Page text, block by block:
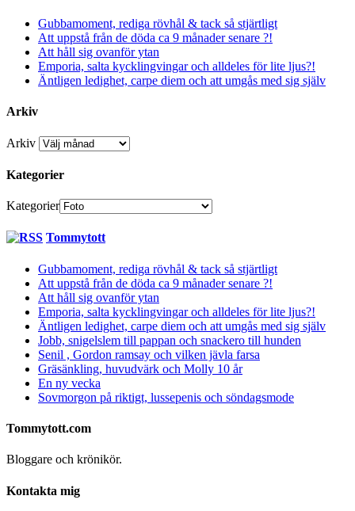
Gubbamoment, rediga rövhål & tack så stjärtligt
Att uppstå från de döda ca 9 månader senare ?!
Att håll sig ovanför ytan
Emporia, salta kycklingvingar och alldeles för lite ljus?!
Äntligen ledighet, carpe diem och att umgås med sig själv
Arkiv
Arkiv
Kategorier
Kategorier
Tommytott
Gubbamoment, rediga rövhål & tack så stjärtligt
Att uppstå från de döda ca 9 månader senare ?!
Att håll sig ovanför ytan
Emporia, salta kycklingvingar och alldeles för lite ljus?!
Äntligen ledighet, carpe diem och att umgås med sig själv
Jobb, snigelslem till pappan och snackero till hunden
Senil , Gordon ramsay och vilken jävla farsa
Gräsänkling, huvudvärk och Molly 10 år
En ny vecka
Sovmorgon på riktigt, lussepenis och söndagsmode
Tommytott.com
Bloggare och krönikör.
Kontakta mig